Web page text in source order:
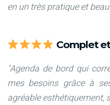
en un très pratique et beau
Complet
"Agenda de bord qui
mes besoins grâce à
agréable esthétiquement,